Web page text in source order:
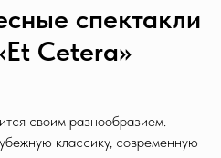
спектакли
Cetera»
своим разнообразием.
классику, современную